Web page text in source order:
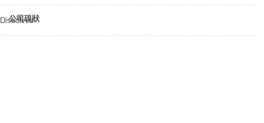
公司現狀
Dissolved